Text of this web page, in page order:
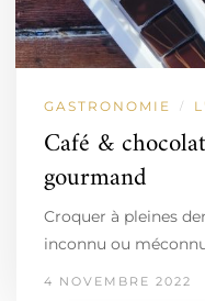
GASTRONOMIE /
Café &
gourmand
Croquer à pleines
inconnu ou
4 NOVEMBRE 2022